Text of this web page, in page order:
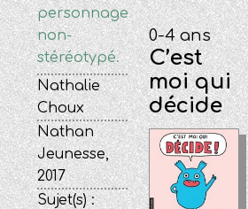
personnage
non-
stéréotypé.
Nathalie
Choux
Nathan
Jeunesse,
2017
Sujet(s) :
0-4 ans
C’est
moi qui
décide